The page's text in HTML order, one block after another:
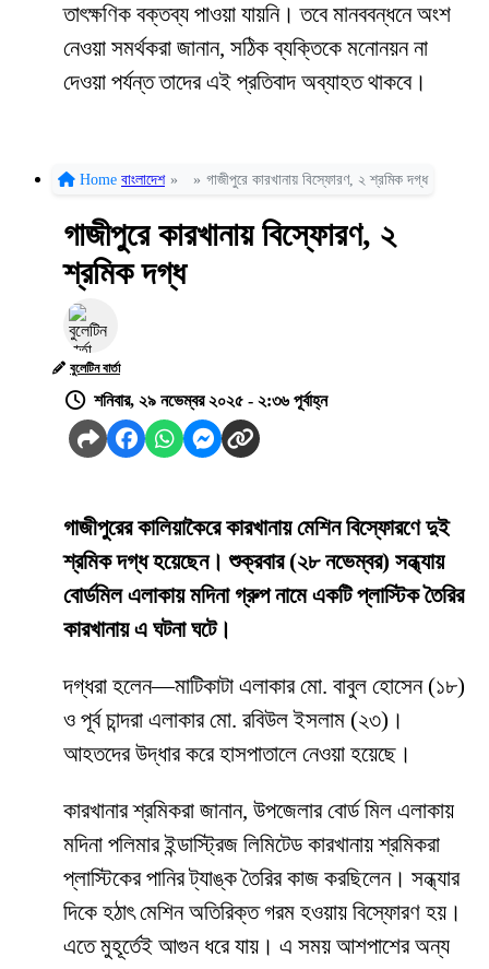
তাৎক্ষণিক বক্তব্য পাওয়া যায়নি। তবে মানববন্ধনে অংশ
নেওয়া সমর্থকরা জানান, সঠিক ব্যক্তিকে মনোনয়ন না
দেওয়া পর্যন্ত তাদের এই প্রতিবাদ অব্যাহত থাকবে।
Home বাংলাদেশ » » গাজীপুরে কারখানায় বিস্ফোরণ, ২ শ্রমিক দগ্ধ
গাজীপুরে কারখানায় বিস্ফোরণ, ২
শ্রমিক দগ্ধ
বুলেটিন বার্তা
শনিবার, ২৯ নভেম্বর ২০২৫ - ২:৩৬ পূর্বাহ্ন
গাজীপুরের কালিয়াকৈরে কারখানায় মেশিন বিস্ফোরণে দুই
শ্রমিক দগ্ধ হয়েছেন। শুক্রবার (২৮ নভেম্বর) সন্ধ্যায়
বোর্ডমিল এলাকায় মদিনা গ্রুপ নামে একটি প্লাস্টিক তৈরির
কারখানায় এ ঘটনা ঘটে।
দগ্ধরা হলেন—মাটিকাটা এলাকার মো. বাবুল হোসেন (১৮)
ও পূর্ব চান্দরা এলাকার মো. রবিউল ইসলাম (২৩)।
আহতদের উদ্ধার করে হাসপাতালে নেওয়া হয়েছে।
কারখানার শ্রমিকরা জানান, উপজেলার বোর্ড মিল এলাকায়
মদিনা পলিমার ইন্ডাস্ট্রিজ লিমিটেড কারখানায় শ্রমিকরা
প্লাস্টিকের পানির ট্যাঙ্ক তৈরির কাজ করছিলেন। সন্ধ্যার
দিকে হঠাৎ মেশিন অতিরিক্ত গরম হওয়ায় বিস্ফোরণ হয়।
এতে মুহূর্তেই আগুন ধরে যায়। এ সময় আশপাশের অন্য